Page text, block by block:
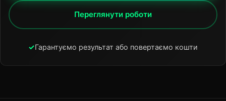
Переглянути роботи
✓Гарантуємо результат або повертаємо кошти